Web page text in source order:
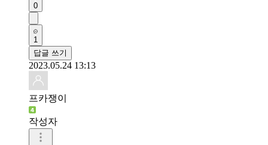
0
1
답글 쓰기
2023.05.24 13:13
프카쟁이
작성자